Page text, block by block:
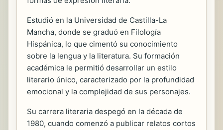
Estudió en la Universidad de Castilla-La
Mancha, donde se graduó en Filología
Hispánica, lo que cimentó su conocimiento
sobre la lengua y la literatura. Su formación
académica le permitió desarrollar un estilo
literario único, caracterizado por la profundidad
emocional y la complejidad de sus personajes.
Su carrera literaria despegó en la década de
1980, cuando comenzó a publicar relatos cortos